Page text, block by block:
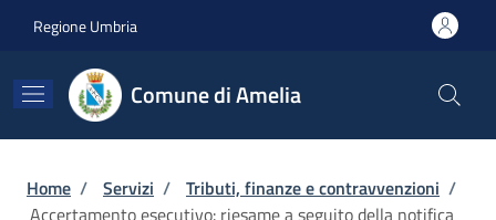
Regione Umbria
Comune di Amelia
Briciole di pane
Home / Servizi / Tributi, finanze e contravvenzioni /
Accertamento esecutivo: riesame a seguito della notifica